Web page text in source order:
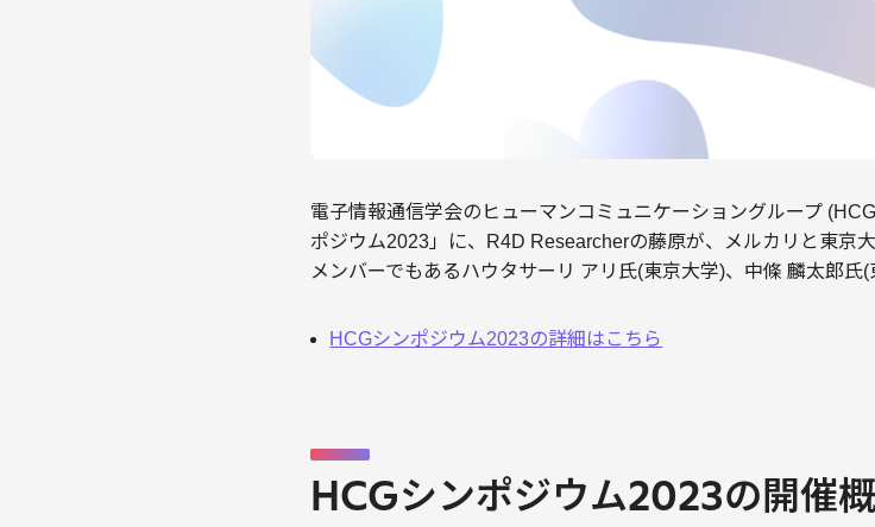
電子情報通信学会のヒューマンコミュニケーショングループ
ポジウム2023」に、R4D Researcherの藤原が、メルカリと東京
メンバーでもあるハウタサーリ アリ氏(東京大学)、中條 麟太郎氏(
HCGシンポジウム2023の詳細はこちら
HCGシンポジウム2023の開催